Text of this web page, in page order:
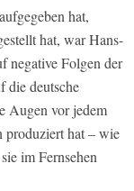
hat,
hat, war Hans-
negative Folgen der
die deutsche
Augen vor jedem
produziert hat – wie
im Fernsehen